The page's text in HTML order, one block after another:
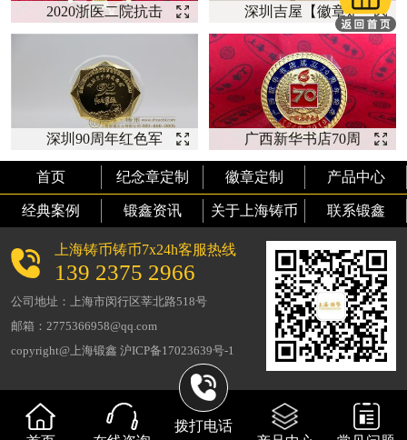
2020浙医二院抗击
新冠纪念【荣誉徽
章】
深圳吉屋【徽章定
制】
深圳90周年红色军
旅-【徽章定制】
广西新华书店70周
年--【徽章定制】
首页
纪念章定制 徽章定制 产品中心
经典案例 锻鑫资讯 关于上海铸币 联系锻鑫
上海铸币铸币7x24h客服热线
139 2375 2966
公司地址：上海市闵行区莘北路518号
邮箱：2775366958@qq.com
copyright@上海锻鑫 沪ICP备17023639号-1
拨打电话